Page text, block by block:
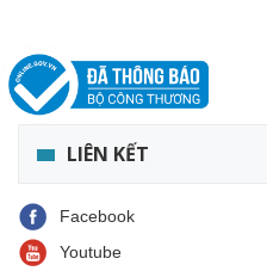
LIÊN KẾT
Facebook
Youtube